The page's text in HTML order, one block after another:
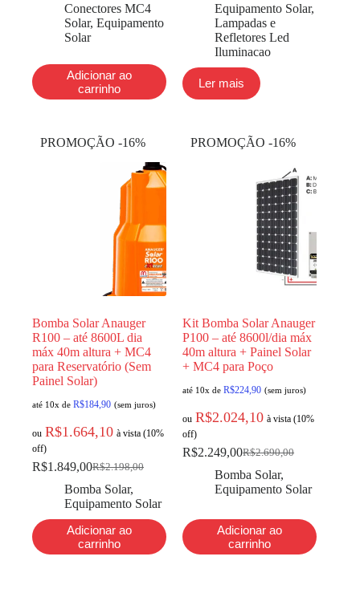
Conectores MC4
Solar, Equipamento
Solar
Adicionar ao
carrinho
Equipamento Solar,
Lampadas e
Refletores Led
Iluminacao
Ler mais
PROMOÇÃO -16%
Bomba Solar Anauger
R100 – até 8600L dia
máx 40m altura + MC4
para Reservatório (Sem
Painel Solar)
até 10x de R$184,90 (sem juros)
ou R$1.664,10 à vista (10%
off)
R$2.198,00
R$1.849,00
Bomba Solar,
Equipamento Solar
Adicionar ao
carrinho
PROMOÇÃO -16%
Kit Bomba Solar Anauger
P100 – até 8600l/dia máx
40m altura + Painel Solar
+ MC4 para Poço
até 10x deR$224,90 (sem juros)
ou R$2.024,10 à vista (10%
off)
R$2.690,00
R$2.249,00
Bomba Solar,
Equipamento Solar
Adicionar ao
carrinho